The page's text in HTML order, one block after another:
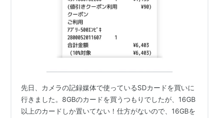
先日、カメラの記録媒体で使っているSDカードを買いに
行きました。8GBのカードを買うつもりでしたが、16GB
以上のカードしか置いてない！仕方がないので、16GBを